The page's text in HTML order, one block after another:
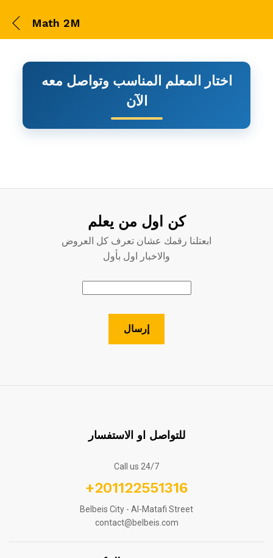
Math 2M
Math 2M
اختار المعلم المناسب وتواصل معه
الآن
كن اول من يعلم
ابعتلنا رقمك عشان تعرف كل العروض
والاخبار اول بأول
للتواصل او الاستفسار
Call us 24/7
+201122551316
Belbeis City - Al-Matafi Street
contact@belbeis.com